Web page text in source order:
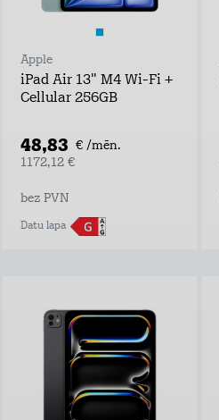
Apple
iPad Air 13" M4 Wi-Fi +
Cellular 256GB
48,83 € /mēn.
1172,12 €
bez PVN
Datu lapa